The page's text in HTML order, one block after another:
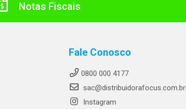
Notas Fiscais
Fale Conosco
0800 000 4177
sac@distribuidorafocus.com.br
Instagram